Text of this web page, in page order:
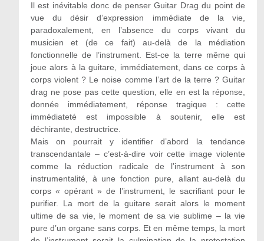
Il est inévitable donc de penser Guitar Drag du point de
vue du désir d’expression immédiate de la vie,
paradoxalement, en l’absence du corps vivant du
musicien et (de ce fait) au-delà de la médiation
fonctionnelle de l’instrument. Est-ce la terre même qui
joue alors à la guitare, immédiatement, dans ce corps à
corps violent ? Le noise comme l’art de la terre ? Guitar
drag ne pose pas cette question, elle en est la réponse,
donnée immédiatement, réponse tragique : cette
immédiateté est impossible à soutenir, elle est
déchirante, destructrice.
Mais on pourrait y identifier d’abord la tendance
transcendantale – c’est-à-dire voir cette image violente
comme la réduction radicale de l’instrument à son
instrumentalité, à une fonction pure, allant au-delà du
corps « opérant » de l’instrument, le sacrifiant pour le
purifier. La mort de la guitare serait alors le moment
ultime de sa vie, le moment de sa vie sublime – la vie
pure d’un organe sans corps. Et en même temps, la mort